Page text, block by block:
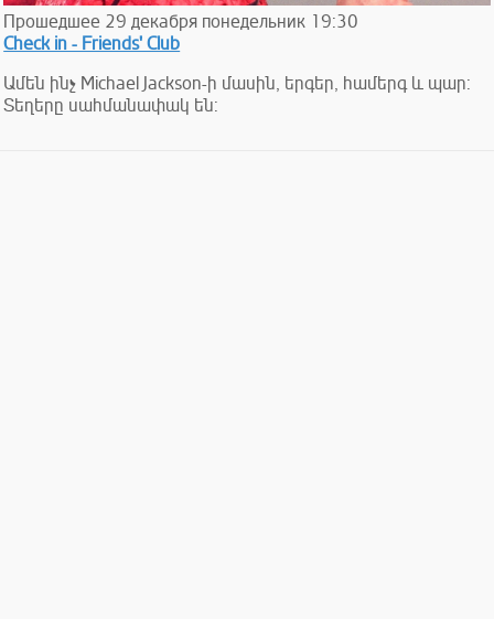
Прошедшее 29 декабря понедельник 19:30
Check in - Friends' Club
Ամեն ինչ Michael Jackson-ի մասին, երգեր, համերգ և պար:
Տեղերը սահմանափակ են: